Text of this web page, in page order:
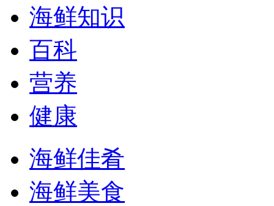
海鲜知识
百科
营养
健康
海鲜佳肴
海鲜美食